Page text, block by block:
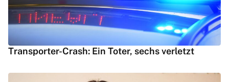
Transporter-Crash: Ein Toter, sechs verletzt